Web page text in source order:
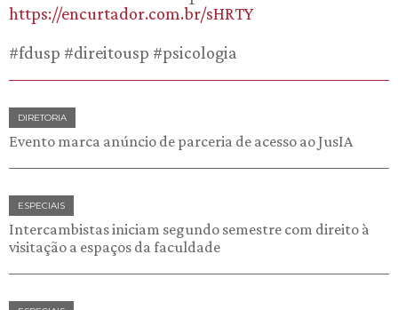
https://encurtador.com.br/sHRTY
#fdusp #direitousp #psicologia
DIRETORIA
Evento marca anúncio de parceria de acesso ao JusIA
ESPECIAIS
Intercambistas iniciam segundo semestre com direito à
visitação a espaços da faculdade